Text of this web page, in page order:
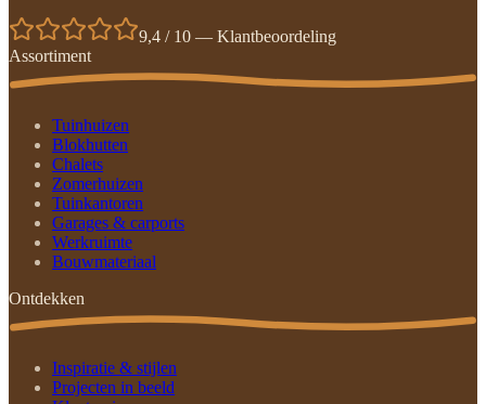
9,4 / 10 — Klantbeoordeling
Assortiment
Tuinhuizen
Blokhutten
Chalets
Zomerhuizen
Tuinkantoren
Garages & carports
Werkruimte
Bouwmateriaal
Ontdekken
Inspiratie & stijlen
Projecten in beeld